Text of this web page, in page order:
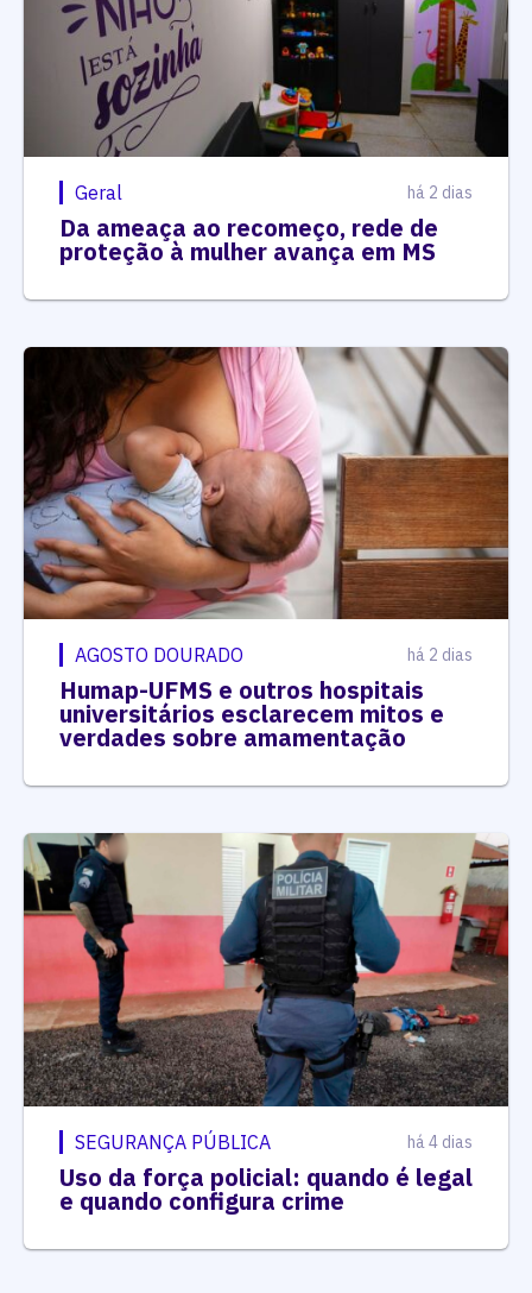
Geral há 2 dias
Da ameaça ao recomeço, rede de
proteção à mulher avança em MS
AGOSTO DOURADO há 2 dias
Humap-UFMS e outros hospitais
universitários esclarecem mitos e
verdades sobre amamentação
SEGURANÇA PÚBLICA há 4 dias
Uso da força policial: quando é legal
e quando configura crime